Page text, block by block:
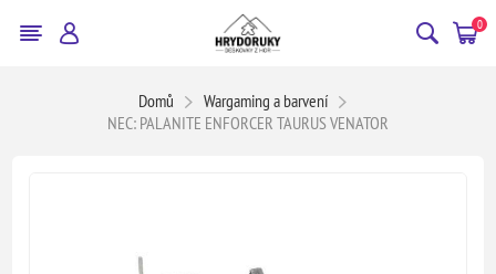
0
Domů
Wargaming a barvení
NEC: PALANITE ENFORCER TAURUS VENATOR